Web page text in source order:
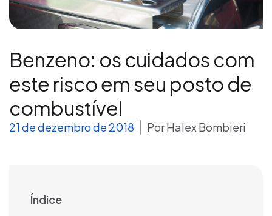
Benzeno: os cuidados com
este risco em seu posto de
combustível
21 de dezembro de 2018 PorHalex Bombieri
Índice